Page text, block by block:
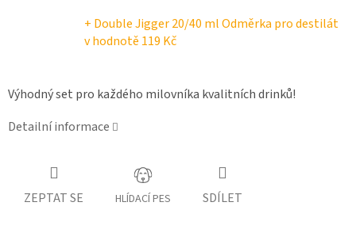
+ Double Jigger 20/40 ml Odměrka pro destilát
v hodnotě 119 Kč
Výhodnýset pro každého milovníka kvalitníchdrinků!
Detailní informace
ZEPTAT SE HLÍDACÍ PES SDÍLET